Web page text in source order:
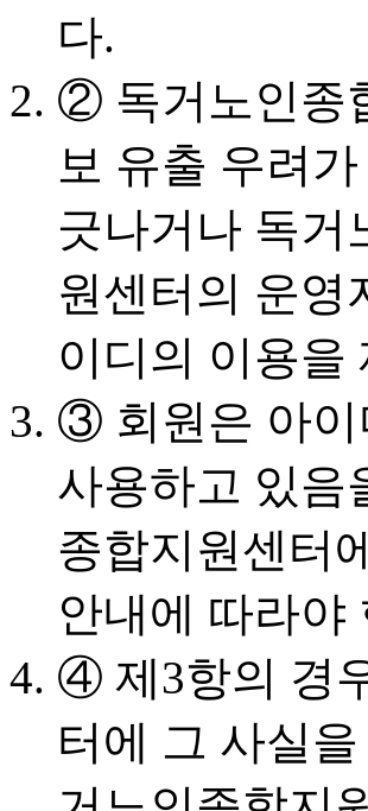
다.
② 독거노인종
보 유출 우려
긋나거나 독거
원센터의 운영
이디의 이용을
③ 회원은 아이
사용하고 있음
종합지원센터
안내에 따라야
④ 제3항의 경
터에 그 사실